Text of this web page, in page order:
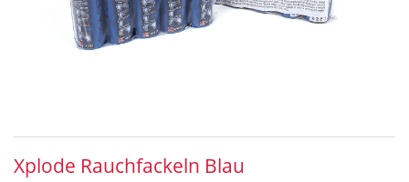
Xplode Rauchfackeln Blau